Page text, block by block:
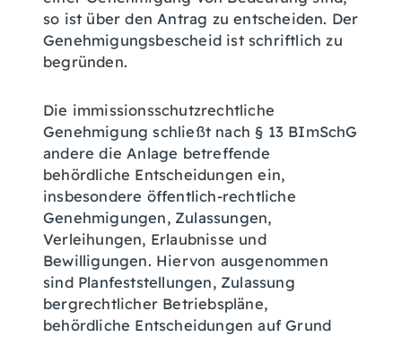
so ist über den Antrag zu entscheiden. Der
Genehmigungsbescheid ist schriftlich zu
begründen.
Die immissionsschutzrechtliche
Genehmigung schließt nach § 13 BImSchG
andere die Anlage betreffende
behördliche Entscheidungen ein,
insbesondere öffentlich-rechtliche
Genehmigungen, Zulassungen,
Verleihungen, Erlaubnisse und
Bewilligungen. Hiervon ausgenommen
sind Planfeststellungen, Zulassung
bergrechtlicher Betriebspläne,
behördliche Entscheidungen auf Grund